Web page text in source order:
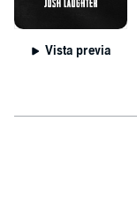
Vista previa